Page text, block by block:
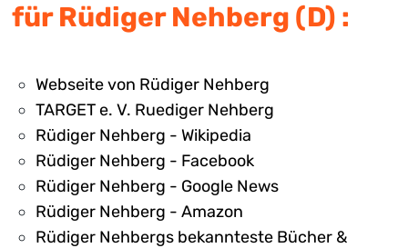
für Rüdiger Nehberg (D) :
Webseite von Rüdiger Nehberg
TARGET e. V. Ruediger Nehberg
Rüdiger Nehberg - Wikipedia
Rüdiger Nehberg - Facebook
Rüdiger Nehberg - Google News
Rüdiger Nehberg - Amazon
Rüdiger Nehbergs bekannteste Bücher &